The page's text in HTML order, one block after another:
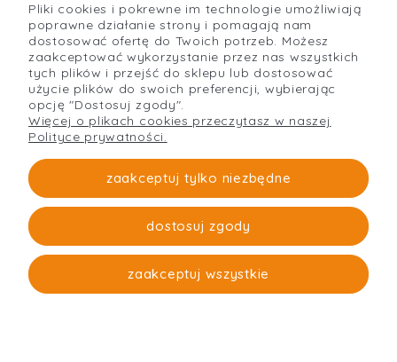
POMOC
O NAS
PŁATNOŚCI I DOSTAWA
Strefabudowy
O firmie
Pliki cookies i pokrewne im technologie umożliwiają
poprawne działanie strony i pomagają nam
dostosować ofertę do Twoich potrzeb. Możesz
zaakceptować wykorzystanie przez nas wszystkich
tych plików i przejść do sklepu lub dostosować
użycie plików do swoich preferencji, wybierając
opcję "Dostosuj zgody".
Więcej o plikach cookies przeczytasz w naszej
Polityce prywatności.
zaakceptuj tylko niezbędne
dostosuj zgody
zaakceptuj wszystkie